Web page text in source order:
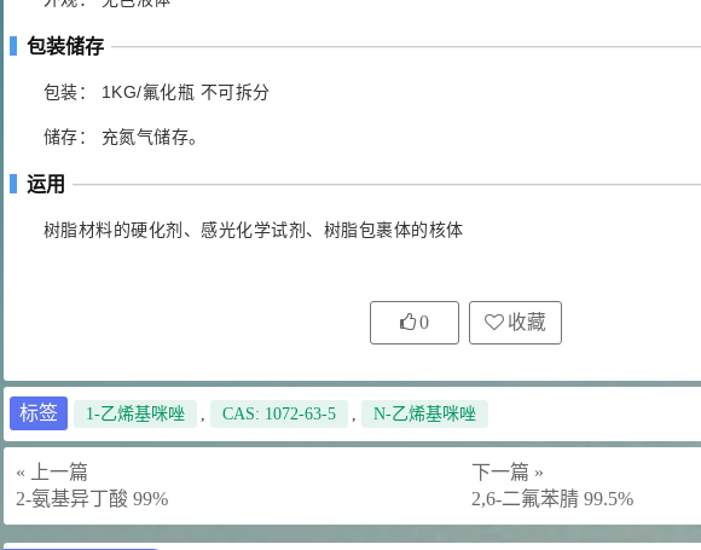
包装储存
包装： 1KG/氟化瓶 不可拆分
储存： 充氮气储存。
运用
树脂材料的硬化剂、感光化学试剂、树脂包裹体的核体
0 收藏
标签 1-乙烯基咪唑 , CAS: 1072-63-5 , N-乙烯基咪唑
« 上一篇
2-氨基异丁酸 99%
下一篇 »
2,6-二氟苯腈 99.5%
2021-06-22 化工原料
5
对甲氧基苯甲醛（茴香醛）
99.5%
6
S-羧甲基-L-半胱氨酸(羧甲司坦)
27 7 抗氧剂BHT 99.5%
浏览量 - 1.64w
11.25